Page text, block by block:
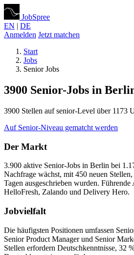
JobSpree
EN | DE
Anmelden Jetzt matchen
Start
Jobs
Senior Jobs
3900 Senior-Jobs in
3900 Stellen auf senior-Level über 1173
Auf Senior-Niveau gematcht werden
Der Markt
3.900 aktive Senior-Jobs in Berlin bei
Nachfrage wächst, mit 450 neuen
Tagen ausgeschrieben wurden. Führende
HelloFresh, Zalando und Delivery Hero.
Jobvielfalt
Die häufigsten Positionen umfassen
Senior Product Manager und Senior
Stellen erfordern Deutschkenntnisse, 32